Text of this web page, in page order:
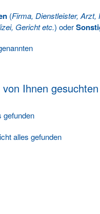
(Firma, Dienstleister, Arzt,
Gericht etc.) oder
Ihnen
gefunden
alles gefunden